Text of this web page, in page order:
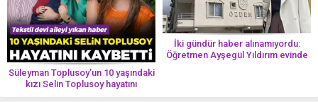
Süleyman Toplusoy’un 10 yaşındaki
kızı Selin Toplusoy hayatını
kaybetti! ‘Ah dünya güzeli melek’
İki gündür haber alınamıyordu:
Öğretmen Ayşegül Yıldırım evinde